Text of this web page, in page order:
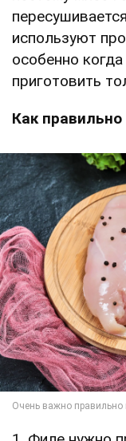
используют
особенно
приготовить
Как